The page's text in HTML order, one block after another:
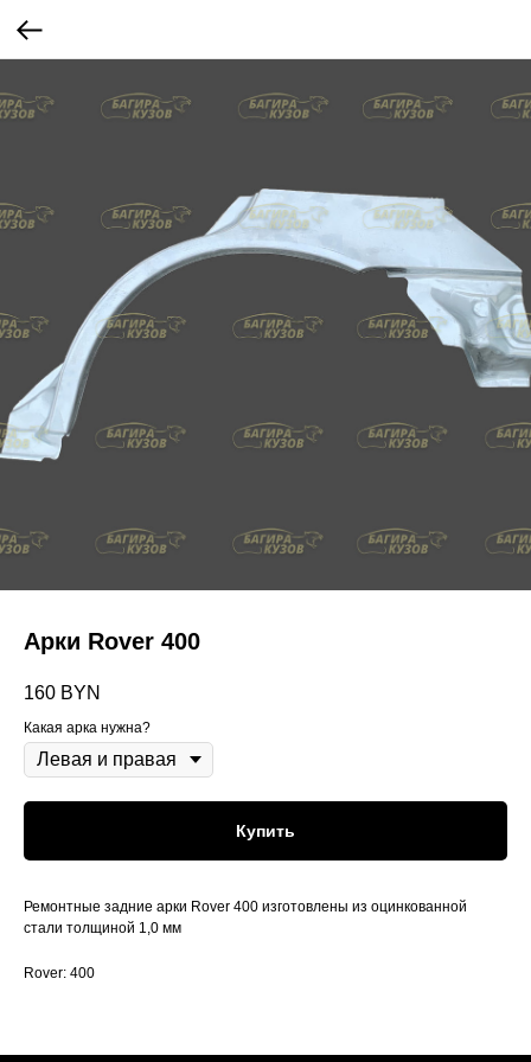
Арки Rover 400
160 BYN
Какая арка нужна?
Купить
Ремонтные задние арки Rover 400 изготовлены из оцинкованной
стали толщиной 1,0 мм
Rover: 400